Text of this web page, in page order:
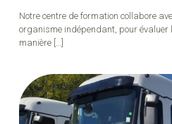
Notre centre de formation collabore
organisme indépendant, pour évaluer
manière […]